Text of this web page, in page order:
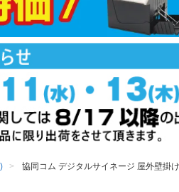
協同コム デジタルサイネージ 屋外壁掛